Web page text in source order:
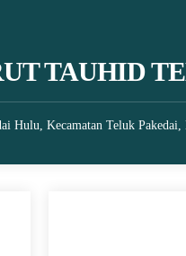
TAUHID
Hulu, Kecamatan Teluk